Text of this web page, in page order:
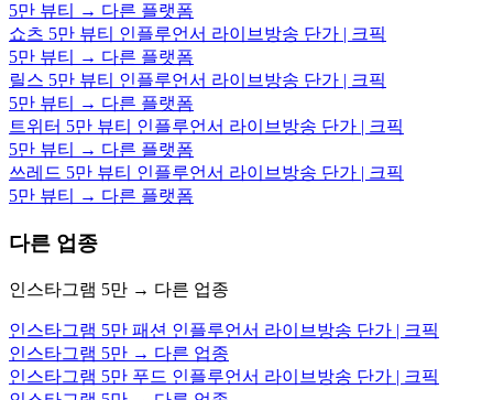
5만 뷰티 → 다른 플랫폼
쇼츠 5만 뷰티 인플루언서 라이브방송 단가 | 크픽
5만 뷰티 → 다른 플랫폼
릴스 5만 뷰티 인플루언서 라이브방송 단가 | 크픽
5만 뷰티 → 다른 플랫폼
트위터 5만 뷰티 인플루언서 라이브방송 단가 | 크픽
5만 뷰티 → 다른 플랫폼
쓰레드 5만 뷰티 인플루언서 라이브방송 단가 | 크픽
5만 뷰티 → 다른 플랫폼
다른 업종
인스타그램 5만 → 다른 업종
인스타그램 5만 패션 인플루언서 라이브방송 단가 | 크픽
인스타그램 5만 → 다른 업종
인스타그램 5만 푸드 인플루언서 라이브방송 단가 | 크픽